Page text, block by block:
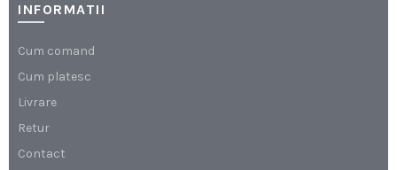
INFORMATII
Cum comand
Cum platesc
Livrare
Retur
Contact